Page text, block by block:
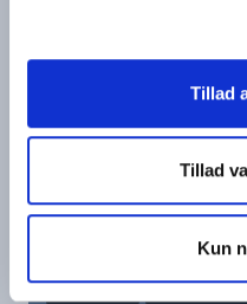
Tillad
Tillad
Kun
Spanien